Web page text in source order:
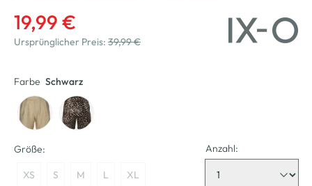
19,99 €
Ursprünglicher Preis: 39,99 €
Farbe Schwarz
Größe:
XS S M L XL
Anzahl: